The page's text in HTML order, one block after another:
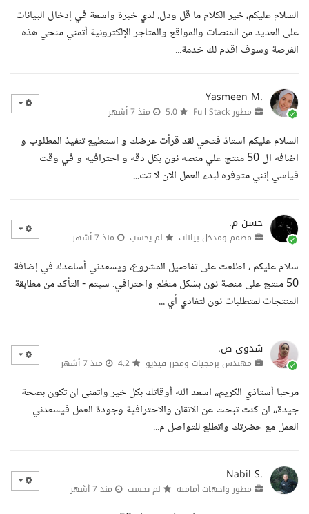
السلام عليكم، خير الكلام ما قل ودل. لدي خبرة واسعة في إدخال البيانات
على العديد من المنصات والمواقع والمتاجر الإلكترونية أتمني منحي هذه
الفرصة وسوف اقدم لك خدمة...
Yasmeen M.
مطور Full Stack منذ 7 أشهر
السلام عليكم استاذ فتحي لقد قرأت عرضك و استطيع تنفيذ المطلوب و
اضافه ال 50 منتج علي منصه نون بكل دقه و احترافيه و في وقت
قياسي إنني متوفره لبدء العمل الان لا تت...
حسن م.
مصمم ومدخل بيانات لم يحسب منذ 7 أشهر
سلام عليكم ، اطلعت على تفاصيل المشروع، ويسعدني أساعدك في إضافة
50 منتج على منصة نون بشكل منظم واحترافي. سيتم - التأكد من مطابقة
المنتجات لمتطلبات نون لتفادي أي ...
شدوى ص.
مهندس برمجيات ومحرر فيديو منذ 7 أشهر
مرحبا أستاذي الكريم،، اسعد الله أوقاتك بكل خير واتمنى ان تكون بصحة
جيدة،، ان كنت تبحث عن الاتقان والاحترافية وجودة العمل فيسعدني
العمل مع حضرتك واتطلع للتواصل م...
Nabil S.
مطور واجهات أمامية لم يحسب منذ 7 أشهر